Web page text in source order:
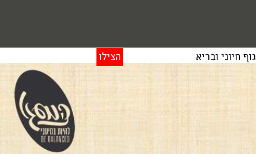
גוף חיוני ובריא הצילו